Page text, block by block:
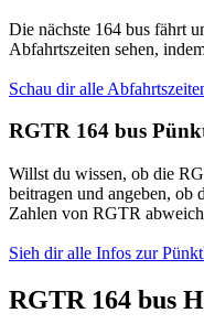
Die nächste 164 bus fährt
Abfahrtszeiten sehen,
Schau dir alle
RGTR 164 bus
Willst du wissen, ob die
beitragen und angeben, ob
Zahlen von RGTR
Sieh dir alle Infos zur
RGTR 164 bus